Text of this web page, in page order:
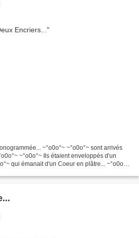
~°o0o°~ ~°o0o°~ sont arrivés
~°o0o°~ Ils étaient enveloppés d'un
qui émanait d'un Coeur en plâtre... ~°o0o°~